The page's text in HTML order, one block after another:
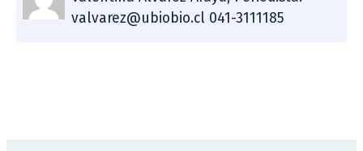
valvarez@ubiobio.cl 041-3111185